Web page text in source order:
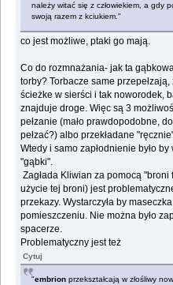
należy witać się z człowiekiem, a gdy
swoją razem z kciukiem."
co jest możliwe, ptaki go mają.
Co do rozmnażania- jak ta
torby? Torbacze same
ścieżke w sierści i tak noworodek,
znajduje droge. Więc są 3
pełzanie (mało prawdopodobne,
pełzać?) albo przekładane
Wtedy i samo zapłodnienie było
"gąbki".
Zagłada Kliwian za pomocą
użycie tej broni) jest
przekazy. Wystarczyła by
pomieszczeniu. Nie można było
spacerze.
Problematyczny jest też
Cytuj
"embrion przekształcają w złośliwy